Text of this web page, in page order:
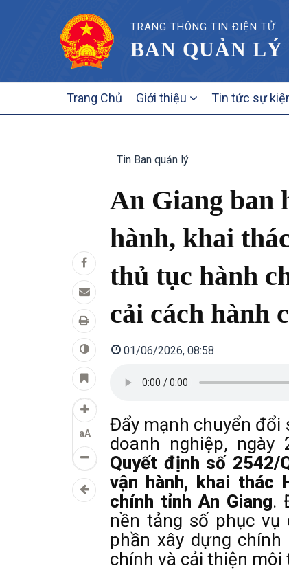
TRANG THÔNG TIN ĐIỆN TỬ
BAN QUẢN
NAVIGATION
Trang Chủ Giới thiệu Tin tức sự
aA
Tin Ban quản lý
An Giang ban
hành, khai
thủ tục hành
cải cách hành
01/06/2026, 08:58
Đẩy mạnh chuyển đổi
doanh nghiệp, ngày
Quyết định số 2542/
vận hành, khai thác
chính tỉnh An Giang.
nền tảng số phục
phần xây dựng
chính và cải thiện